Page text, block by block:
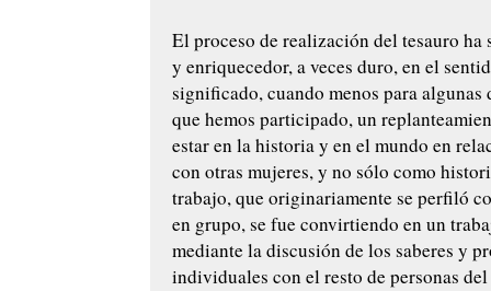
El proceso de realización del tesauro
y enriquecedor, a veces duro, en el
significado, cuando menos para algunas
que hemos participado, un
estar en la historia y en el mundo en
con otras mujeres, y no sólo como
trabajo, que originariamente se perfiló
en grupo, se fue convirtiendo en un
mediante la discusión de los saberes y
individuales con el resto de personas